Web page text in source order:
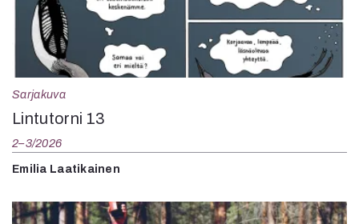
Sarjakuva
Lintutorni 13
2–3/2026
Emilia Laatikainen